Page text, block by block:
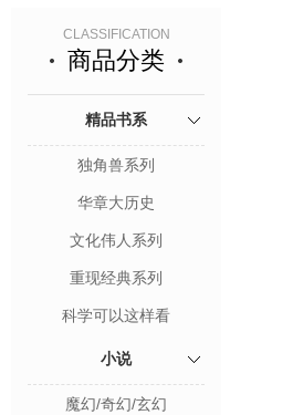
CLASSIFICATION
商品分类
精品书系
独角兽系列
华章大历史
文化伟人系列
重现经典系列
科学可以这样看
小说
魔幻/奇幻/玄幻